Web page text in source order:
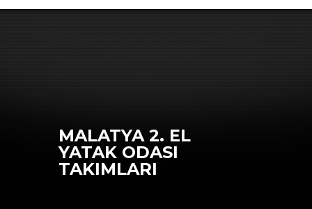
MALATYA 2. EL
YATAK ODASI
TAKIMLARI